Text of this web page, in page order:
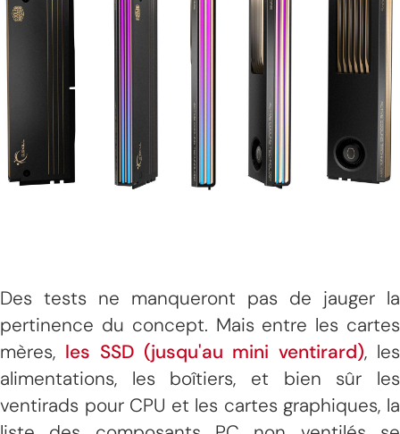
Des tests ne manqueront pas de jauger la
pertinence du concept. Mais entre les cartes
mères, les SSD (jusqu'au mini ventirard), les
alimentations, les boîtiers, et bien sûr les
ventirads pour CPU et les cartes graphiques, la